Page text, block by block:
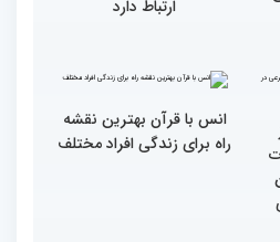
جزئیات دومین روز رقابت
بخش برادران مسابقات
بین‌المللی قرآن کریم